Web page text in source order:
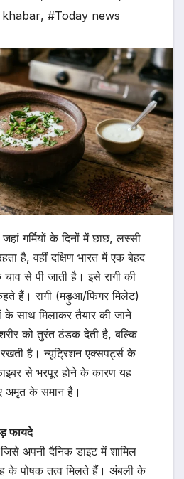
, #Today news
गर्मियों के दिनों में छाछ, लस्सी
है, वहीं दक्षिण भारत में एक बेहद
से पी जाती है। इसे रागी की
हैं। रागी (मड़ुआ/फिंगर मिलेट)
साथ मिलाकर तैयार की जाने
को तुरंत ठंडक देती है, बल्कि
है। न्यूट्रिशन एक्सपर्ट्स के
से भरपूर होने के कारण यह
अमृत के समान है।
फायदे
अपनी दैनिक डाइट में शामिल
के पोषक तत्व मिलते हैं। अंबली के